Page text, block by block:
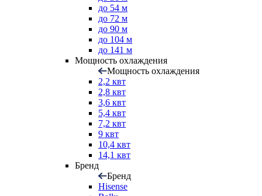
до 54 м
до 72 м
до 90 м
до 104 м
до 141 м
Мощность охлаждения
Мощность охлаждения
2,2 квт
2,8 квт
3,6 квт
5,4 квт
7,2 квт
9 квт
10,4 квт
14,1 квт
Бренд
Бренд
Hisense